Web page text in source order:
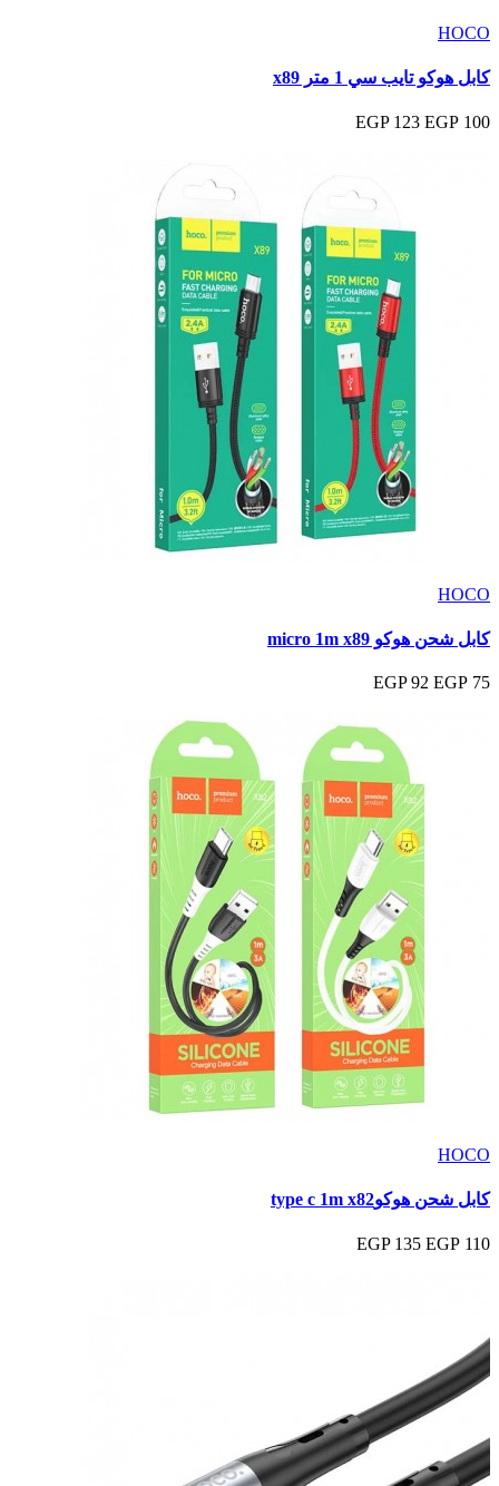
HOCO
كابل هوكو تايب سي 1 متر x89
100 EGP
123 EGP
HOCO
كابل شحن هوكو micro 1m x89
75 EGP
92 EGP
HOCO
كابل شحن هوكوtype c 1m x82
110 EGP
135 EGP